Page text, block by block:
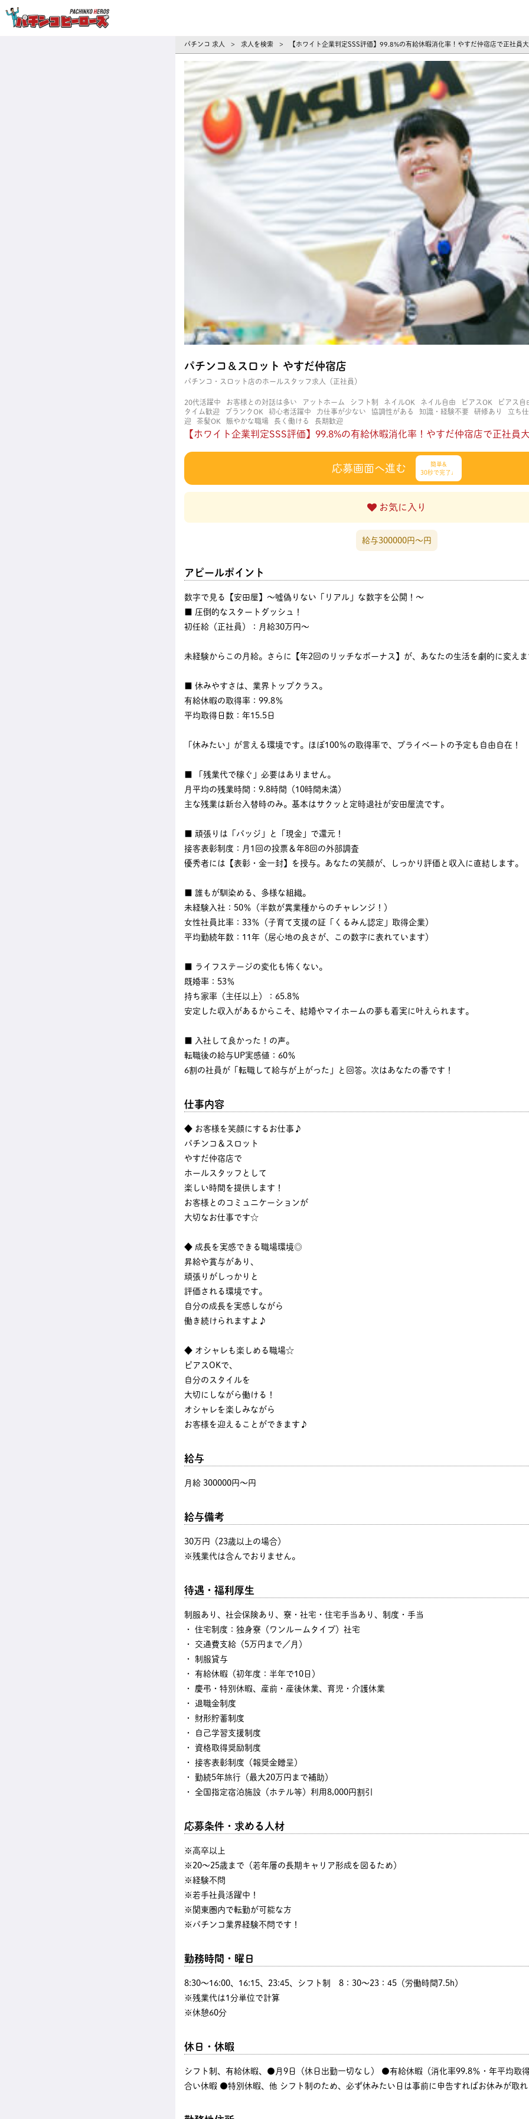
パチンコ 求人 > 求人を検索 > 【ホワイト企業判定SSS評価】99.8%の有給休暇消化率！やすだ仲宿店で正社
パチンコ＆スロット やすだ仲宿店
パチンコ・スロット店のホールスタッフ求人（正社員）
20代活躍中 お客様との対話は多い アットホーム シフト制 ネイルOK ネイル自由 ピアスOK
ピアス自
タイム歓迎
ブランクOK 初心者活躍中 力仕事が少ない 協調性がある 知識・経験不要 研修あり
立ち
迎
茶髪OK 賑やかな職場 長く働ける 長期歓迎
【ホワイト企業判定SSS評価】99.8%の有給休暇消化率！やすだ仲宿店で正社員
応募画面へ進む
簡単&
30秒で完了♩
お気に入り
給与300000円〜円
アピールポイント
数字で見る【安田屋】～嘘偽りない「リアル」な数字を公開！～
■ 圧倒的なスタートダッシュ！
初任給（正社員）：月給30万円〜
未経験からこの月給。さらに【年2回のリッチなボーナス】が、あなたの生活を劇的に変え
■ 休みやすさは、業界トップクラス。
有給休暇の取得率：99.8％
平均取得日数：年15.5日
「休みたい」が言える環境です。ほぼ100％の取得率で、プライベートの予定も自由自在！
■ 「残業代で稼ぐ」必要はありません。
月平均の残業時間：9.8時間（10時間未満）
主な残業は新台入替時のみ。基本はサクッと定時退社が安田屋流です。
■ 頑張りは「バッジ」と「現金」で還元！
接客表彰制度：月1回の投票＆年8回の外部調査
優秀者には【表彰・金一封】を授与。あなたの笑顔が、しっかり評価と収入に直結します。
■ 誰もが馴染める、多様な組織。
未経験入社：50％（半数が異業種からのチャレンジ！）
女性社員比率：33％（子育て支援の証「くるみん認定」取得企業）
平均勤続年数：11年（居心地の良さが、この数字に表れています）
■ ライフステージの変化も怖くない。
既婚率：53％
持ち家率（主任以上）：65.8％
安定した収入があるからこそ、結婚やマイホームの夢も着実に叶えられます。
■ 入社して良かった！の声。
転職後の給与UP実感値：60％
6割の社員が「転職して給与が上がった」と回答。次はあなたの番です！
仕事内容
◆ お客様を笑顔にするお仕事♪
パチンコ＆スロット
やすだ仲宿店で
ホールスタッフとして
楽しい時間を提供します！
お客様とのコミュニケーションが
大切なお仕事です☆
◆ 成長を実感できる職場環境◎
昇給や賞与があり、
頑張りがしっかりと
評価される環境です。
自分の成長を実感しながら
働き続けられますよ♪
◆ オシャレも楽しめる職場☆
ピアスOKで、
自分のスタイルを
大切にしながら働ける！
オシャレを楽しみながら
お客様を迎えることができます♪
給与
月給 300000円〜円
給与備考
30万円（23歳以上の場合）
※残業代は含んでおりません。
待遇・福利厚生
制服あり、社会保険あり、寮・社宅・住宅手当あり、制度・手当
・ 住宅制度：独身寮（ワンルームタイプ）社宅
・ 交通費支給（5万円まで／月）
・ 制服貸与
・ 有給休暇（初年度：半年で10日）
・ 慶弔・特別休暇、産前・産後休業、育児・介護休業
・ 退職金制度
・ 財形貯蓄制度
・ 自己学習支援制度
・ 資格取得奨励制度
・ 接客表彰制度（報奨金贈呈）
・ 勤続5年旅行（最大20万円まで補助）
・ 全国指定宿泊施設（ホテル等）利用8,000円割引
応募条件・求める人材
※高卒以上
※20～25歳まで（若年層の長期キャリア形成を図るため）
※経験不問
※若手社員活躍中！
※関東圏内で転勤が可能な方
※パチンコ業界経験不問です！
勤務時間・曜日
8:30〜16:00、16:15、23:45、シフト制 8：30～23：45（労働時間7.5h）
※残業代は1分単位で計算
※休憩60分
休日・休暇
シフト制、有給休暇、●月9日（休日出勤一切なし） ●有給休暇（消化率99.8％・年平均取
合い休暇 ●特別休暇、他 シフト制のため、必ず休みたい日は事前に申告すればお休みが取